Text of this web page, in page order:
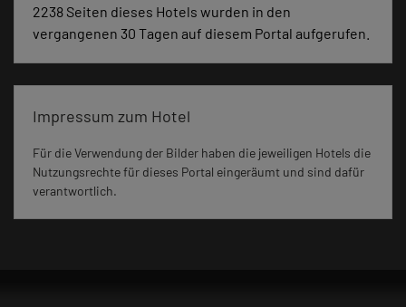
2238 Seiten dieses Hotels wurden in den
vergangenen 30 Tagen auf diesem Portal aufgerufen.
Impressum zum Hotel
Für die Verwendung der Bilder haben die jeweiligen Hotels die
Nutzungsrechte für dieses Portal eingeräumt und sind dafür
verantwortlich.